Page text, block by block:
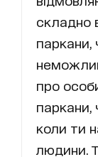
складно
паркани,
про
паркани,
коли ти
людини.